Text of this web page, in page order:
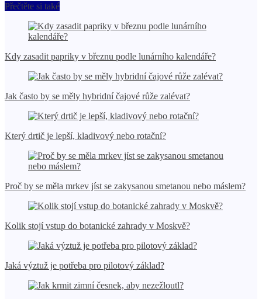
Přečtěte si také
Kdy zasadit papriky v březnu podle lunárního kalendáře?
Jak často by se měly hybridní čajové růže zalévat?
Který drtič je lepší, kladivový nebo rotační?
Proč by se měla mrkev jíst se zakysanou smetanou nebo máslem?
Kolik stojí vstup do botanické zahrady v Moskvě?
Jaká výztuž je potřeba pro pilotový základ?